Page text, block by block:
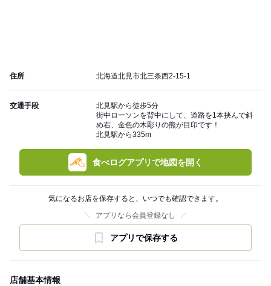
住所 北海道北見市北三条西2-15-1
交通手段
北見駅から徒歩5分
街中ローソンを背中にして、道路を1本挟んで斜
め右、金色の木彫りの熊が目印です！
北見駅から335m
食べログアプリで地図を開く
気になるお店を保存すると、いつでも確認できます。
アプリなら会員登録なし
アプリで保存する
店舗基本情報